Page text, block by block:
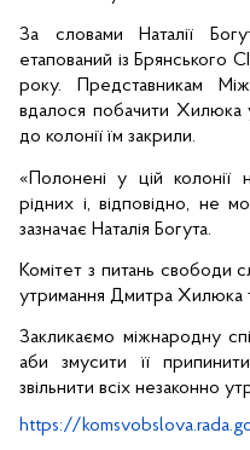
За словами Наталії
етапований із Брянського
року. Представникам
вдалося побачити Хилюка
до колонії їм закрили.
«Полонені у цій колонії
рідних і, відповідно, не
зазначає Наталія Богута.
Комітет з питань свободи
утримання Дмитра Хилюка
Закликаємо міжнародну
аби змусити її
звільнити всіх незаконно
https://